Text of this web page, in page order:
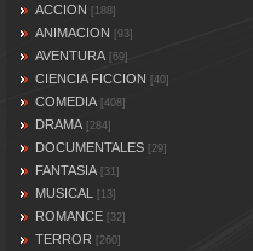
ACCION
[188]
ANIMACION [93]
AVENTURA [69]
CIENCIA FICCION [40]
COMEDIA [408]
DRAMA [284]
DOCUMENTALES [29]
FANTASIA [31]
MUSICAL [13]
ROMANCE [32]
TERROR [260]